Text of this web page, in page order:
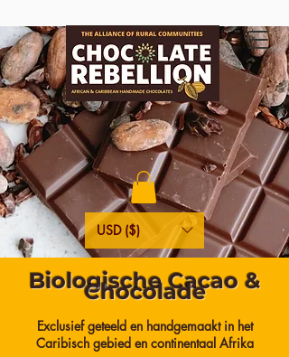
USD ($)
Biologische Cacao &
Chocolade
Exclusief geteeld en handgemaakt in het
Caribisch gebied en continentaal Afrika